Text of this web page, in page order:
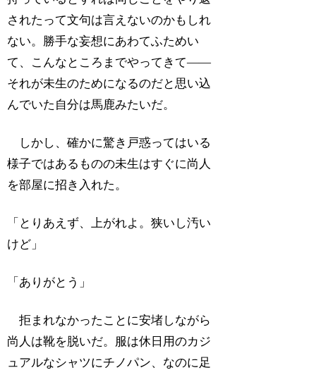
されたって文句は言えないのかもしれ
ない。勝手な妄想にあわてふためい
て、こんなところまでやってきて――
それが未生のためになるのだと思い込
んでいた自分は馬鹿みたいだ。
しかし、確かに驚き戸惑ってはいる
様子ではあるものの未生はすぐに尚人
を部屋に招き入れた。
「とりあえず、上がれよ。狭いし汚い
けど」
「ありがとう」
拒まれなかったことに安堵しながら
尚人は靴を脱いだ。服は休日用のカジ
ュアルなシャツにチノパン、なのに足